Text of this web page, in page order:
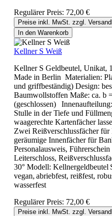
Regulärer Preis: 72,00 €
Preise inkl. MwSt. zzgl.
In den Warenkorb
Kellner S Weiß
Kellner S Geldbeutel, Unikat,
Made in Berlin Materialien:
und griffbeständig) Design:
Baumwollstoffen Maße: ca. b
(geschlossen)
Stulle in der Tiefe und
waagerechte Kartenfächer
Zwei Reißverschlussfächer
geräumige Innenfächer für
Personalausweis,
Leiterschloss,
30° Modell: Kellnergeldbeutel
vegan, abriebfest, reißfest,
wasserfest
Regulärer Preis: 72,00 €
Preise inkl. MwSt. zzgl.